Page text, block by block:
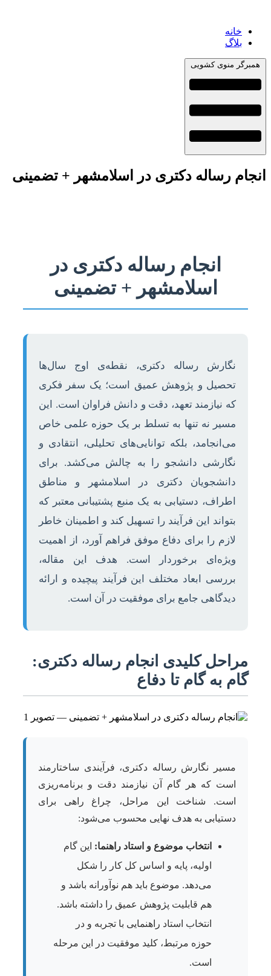
خانه
بلاگ
همبرگر منوی کشویی
انجام رساله دکتری در اسلامشهر + تضمینی
انجام رساله دکتری در
اسلامشهر + تضمینی
نگارش رساله دکتری، نقطه‌ی اوج سال‌ها
تحصیل و پژوهش عمیق است؛ یک سفر فکری
که نیازمند تعهد، دقت و دانش فراوان است. این
مسیر نه تنها به تسلط بر یک حوزه علمی خاص
می‌انجامد، بلکه توانایی‌های تحلیلی، انتقادی و
نگارشی دانشجو را به چالش می‌کشد. برای
دانشجویان دکتری در اسلامشهر و مناطق
اطراف، دستیابی به یک منبع پشتیبانی معتبر که
بتواند این فرآیند را تسهیل کند و اطمینان خاطر
لازم را برای دفاع موفق فراهم آورد، از اهمیت
ویژه‌ای برخوردار است. هدف این مقاله،
بررسی ابعاد مختلف این فرآیند پیچیده و ارائه
دیدگاهی جامع برای موفقیت در آن است.
مراحل کلیدی انجام رساله دکتری:
گام به گام تا دفاع
مسیر نگارش رساله دکتری، فرآیندی ساختارمند
است که هر گام آن نیازمند دقت و برنامه‌ریزی
است. شناخت این مراحل، چراغ راهی برای
دستیابی به هدف نهایی محسوب می‌شود:
انتخاب موضوع و استاد راهنما: این گام
اولیه، پایه و اساس کل کار را شکل
می‌دهد. موضوع باید هم نوآورانه باشد و
هم قابلیت پژوهش عمیق را داشته باشد.
انتخاب استاد راهنمایی با تجربه و در
حوزه مرتبط، کلید موفقیت در این مرحله
است.